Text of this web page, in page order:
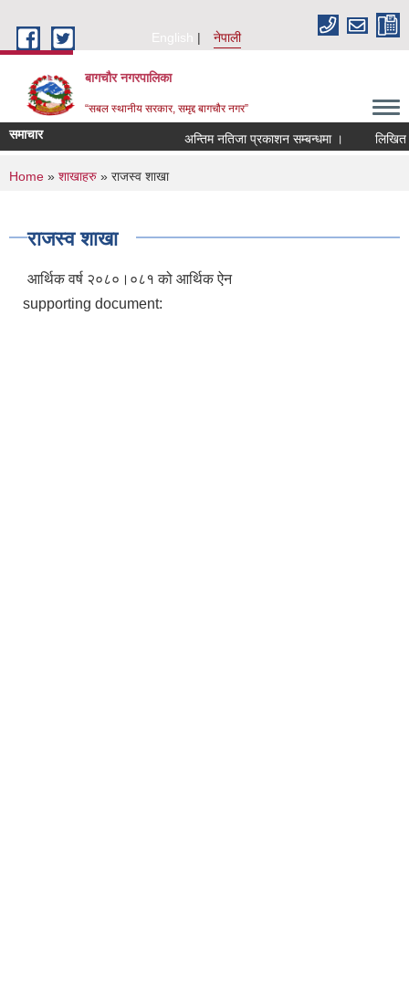
English
नेपाली
बागचौर नगरपालिका
“सबल स्थानीय सरकार, समृद्द बागचौर नगर”
समाचार अन्तिम नतिजा प्रकाशन सम्बन्धमा । लिखित
You are here
Home » शाखाहरु » राजस्व शाखा
राजस्व शाखा
आर्थिक वर्ष २०८०।०८१ को आर्थिक ऐन
supporting document: